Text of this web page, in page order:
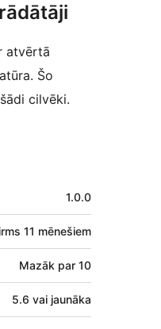
atvērtā
Šo
cilvēki.
1.0.0
11 mēnešiem
Mazāk par 10
5.6 vai jaunāka